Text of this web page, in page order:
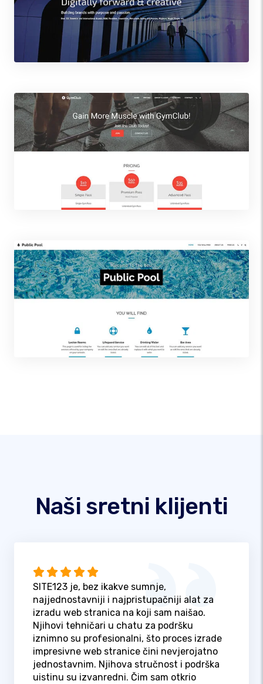
Naši sretni klijenti
SITE123 je, bez ikakve sumnje,
najjednostavniji i najpristupačniji alat za
izradu web stranica na koji sam naišao.
Njihovi tehničari u chatu za podršku
iznimno su profesionalni, što proces izrade
impresivne web stranice čini nevjerojatno
jednostavnim. Njihova stručnost i podrška
uistinu su izvanredni. Čim sam otkrio